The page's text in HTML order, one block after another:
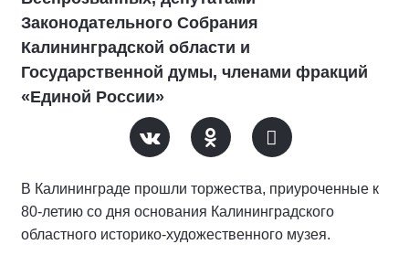
Законодательного Собрания
Калининградской области и
Государственной думы, членами фракций
«Единой России»
В Калининграде прошли торжества, приуроченные к
80-летию со дня основания Калининградского
областного историко-художественного музея.